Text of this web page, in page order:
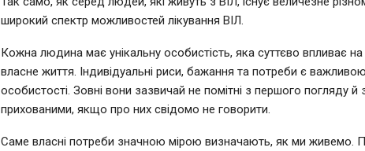
широкий спектр можливостей лікування ВІЛ.
Кожна людина має унікальну особистість, яка суттєво впливає
власне життя. Індивідуальні риси, бажання та потреби є
особистості. Зовні вони зазвичай не помітні з першого погляду
прихованими, якщо про них свідомо не говорити.
Саме власні потреби значною мірою визначають, як ми живемо.